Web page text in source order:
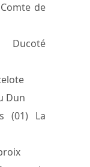
de
Ducoté
Dun
(01) La